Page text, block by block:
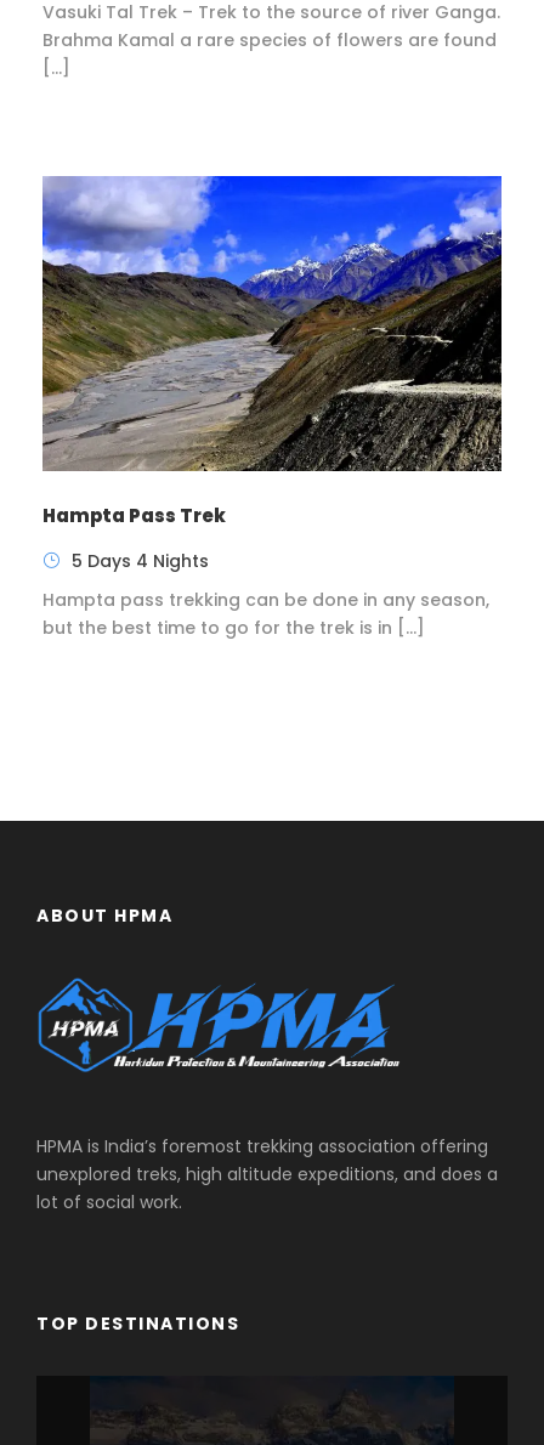
Vasuki Tal Trek – Trek to the source of river Ganga.
Brahma Kamal a rare species of flowers are found
[…]
Hampta Pass Trek
5 Days 4 Nights
Hampta pass trekking can be done in any season,
but the best time to go for the trek is in […]
ABOUT HPMA
HPMA is India’s foremost trekking association offering
unexplored treks, high altitude expeditions, and does a
lot of social work.
TOP DESTINATIONS